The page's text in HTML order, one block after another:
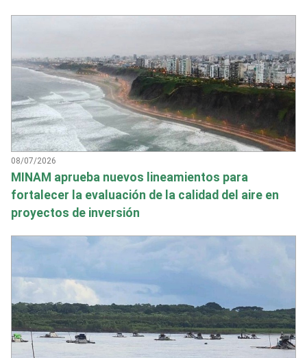
08/07/2026
MINAM aprueba nuevos lineamientos para
fortalecer la evaluación de la calidad del aire en
proyectos de inversión